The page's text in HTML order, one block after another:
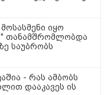
2026
სიტყვით
დამსწრეები
იყო
თანამშრომლობდა
საუბრობს
- რას ამბობს
დააკავეს ის